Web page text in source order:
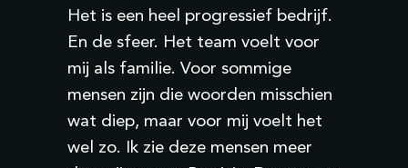
Het is een heel progressief bedrijf.
En de sfeer. Het team voelt voor
mij als familie. Voor sommige
mensen zijn die woorden misschien
wat diep, maar voor mij voelt het
wel zo. Ik zie deze mensen meer